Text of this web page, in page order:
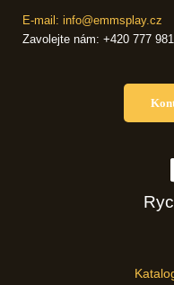
E-mail: info@emmsplay.cz
Zavolejte nám: +420 777